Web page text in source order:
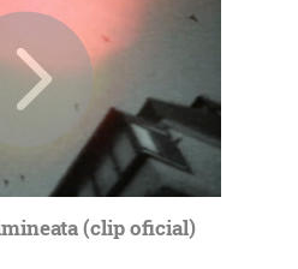
(clip oficial)